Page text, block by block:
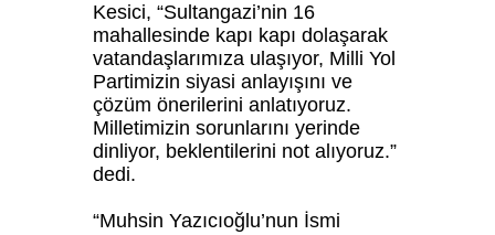
Kesici, “Sultangazi’nin 16
mahallesinde kapı kapı dolaşarak
vatandaşlarımıza ulaşıyor, Milli Yol
Partimizin siyasi anlayışını ve
çözüm önerilerini anlatıyoruz.
Milletimizin sorunlarını yerinde
dinliyor, beklentilerini not alıyoruz.”
dedi.
“Muhsin Yazıcıoğlu’nun İsmi